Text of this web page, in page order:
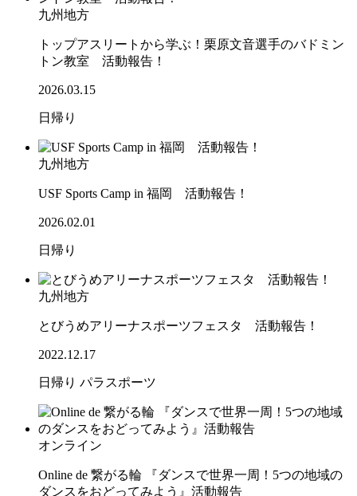
九州地方
トップアスリートから学ぶ！栗原文音選手のバドミン
トン教室 活動報告！
2026.03.15
日帰り
九州地方
USF Sports Camp in 福岡 活動報告！
2026.02.01
日帰り
九州地方
とびうめアリーナスポーツフェスタ 活動報告！
2022.12.17
日帰り パラスポーツ
オンライン
Online de 繋がる輪 『ダンスで世界一周！5つの地域の
ダンスをおどってみよう』活動報告